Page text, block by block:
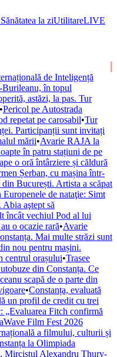
Sănătatea la ziUtilitareLIVE
de Inteligență
în topul
astăzi, la pas. Tur
•Pericol pe Autostrada
repetat pe carosabil•Tur
Participanții sunt invitați
mării•Avarie RAJA la
în patru stațiuni de pe
o oră întârziere și căldură
Șerban, cu mașina într-
București. Artista a scăpat
de nataţie: Simt
aştept să
încât vechiul Pod al lui
o ocazie rară•Avarie
Mai multe străzi sunt
nou pentru mașini.
centrul orașului•Trasee
din Constanța. Ce
scapă de o parte din
•Constanța, evaluată
un profil de credit cu trei
„Evaluarea Fitch confirmă
Film Fest 2026
a filmului, culturii și
la Olimpiada
Mircistul Alexandru Thury-